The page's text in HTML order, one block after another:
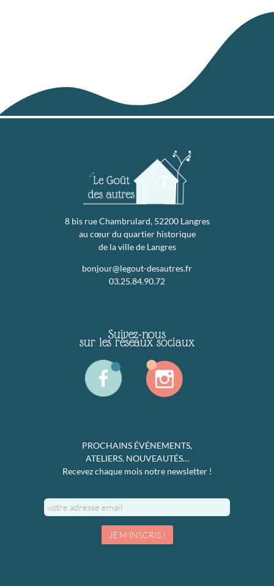
8 bis rue Chambrulard, 52200 Langres
au cœur du quartier historique
de la ville de Langres
bonjour@legout-desautres.fr
03.25.84.90.72
Suivez-nous
sur les réseaux sociaux
PROCHAINS ÉVÉNEMENTS,
ATELIERS, NOUVEAUTÉS…
Recevez chaque mois notre newsletter !